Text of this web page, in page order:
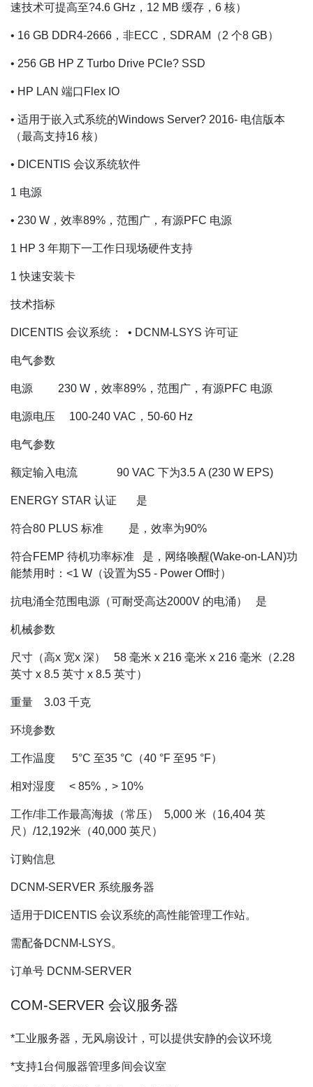
速技术可提高至?4.6 GHz，12 MB 缓存，6 核）
• 16 GB DDR4-2666，非ECC，SDRAM（2 个8 GB）
• 256 GB HP Z Turbo Drive PCIe? SSD
• HP LAN 端口Flex IO
• 适用于嵌入式系统的Windows Server? 2016- 电信版本
（最高支持16 核）
• DICENTIS 会议系统软件
1 电源
• 230 W，效率89%，范围广，有源PFC 电源
1 HP 3 年期下一工作日现场硬件支持
1 快速安装卡
技术指标
DICENTIS 会议系统： • DCNM-LSYS 许可证
电气参数
电源 230 W，效率89%，范围广，有源PFC 电源
电源电压 100-240 VAC，50‑60 Hz
电气参数
额定输入电流 90 VAC 下为3.5 A (230 W EPS)
ENERGY STAR 认证 是
符合80 PLUS 标准 是，效率为90%
符合FEMP 待机功率标准 是，网络唤醒(Wake-on-LAN)功
能禁用时：<1 W（设置为S5 - Power Off时）
抗电涌全范围电源（可耐受高达2000V 的电涌） 是
机械参数
尺寸（高x 宽x 深） 58 毫米 x 216 毫米 x 216 毫米（2.28
英寸 x 8.5 英寸 x 8.5 英寸）
重量 3.03 千克
环境参数
工作温度 5°C 至35 °C（40 °F 至95 °F）
相对湿度 < 85%，> 10%
工作/非工作最高海拔（常压） 5,000 米（16,404 英
尺）/12,192米（40,000 英尺）
订购信息
DCNM-SERVER 系统服务器
适用于DICENTIS 会议系统的高性能管理工作站。
需配备DCNM-LSYS。
订单号 DCNM-SERVER
COM-SERVER 会议服务器
*工业服务器，无风扇设计，可以提供安静的会议环境
*支持1台伺服器管理多间会议室